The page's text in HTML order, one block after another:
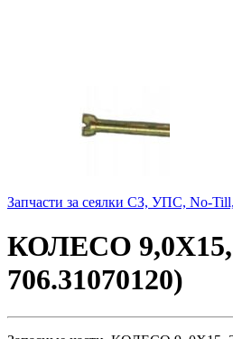
Запчасти за сеялки СЗ, УПС, No-
КОЛЕСО
706.31070120)